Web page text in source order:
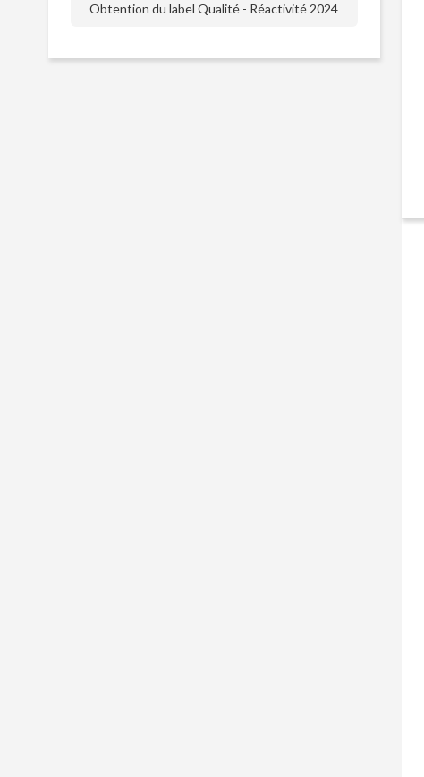
Obtention du label Qualité - Réactivité 2024